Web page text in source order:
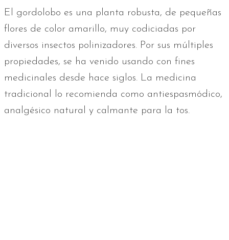
El gordolobo es una planta robusta, de pequeñas
flores de color amarillo, muy codiciadas por
diversos insectos polinizadores. Por sus múltiples
propiedades, se ha venido usando con fines
medicinales desde hace siglos. La medicina
tradicional lo recomienda como antiespasmódico,
analgésico natural y calmante para la tos.